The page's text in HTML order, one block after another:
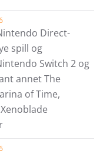
Direct-
spill og
Switch 2 og
annet The
of Time,